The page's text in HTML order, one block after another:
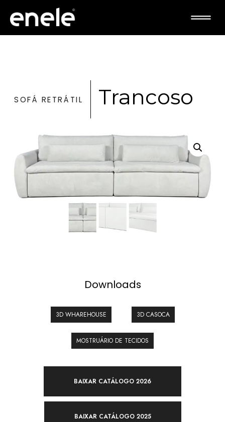
SOFÁ RETRÁTIL Trancoso
Downloads
3D WHAREHOUSE 3D CASOCA
MOSTRUÁRIO DE TECIDOS
BAIXAR CATÁLOGO 2026
BAIXAR CATÁLOGO 2025